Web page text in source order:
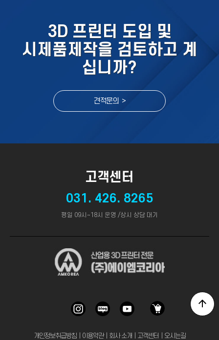
3D 프린터 도입 및
시제품제작을 검토하고 계
십니까?
견적문의 >
고객센터
031. 426. 8265
평일 09시~18시 운영 /상시 상담 대기
개인정보취급방침｜ 이용약관｜ 회사 소개 고객센터 오시는길